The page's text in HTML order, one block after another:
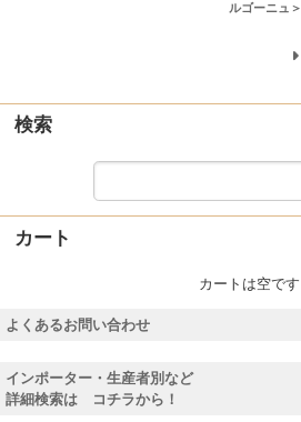
ルゴーニュ＞
検索
カート
カートは空です
よくあるお問い合わせ
インポーター・生産者別など
詳細検索は コチラから！